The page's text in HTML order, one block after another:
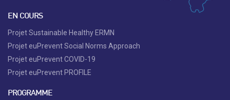
EN COURS
Projet Sustainable Healthy ERMN
Projet euPrevent Social Norms Approach
Projet euPrevent COVID-19
Projet euPrevent PROFILE
PROGRAMME